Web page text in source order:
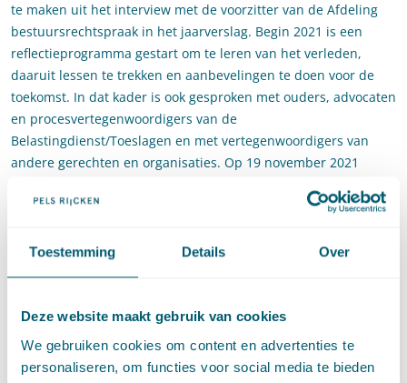
Toestemming Details Over
Deze website maakt gebruik van cookies
We gebruiken cookies om content en advertenties te
personaliseren, om functies voor social media te bieden
te maken uit het interview met de voorzitter van de Afdeling
bestuursrechtspraak in het jaarverslag. Begin 2021 is een
reflectieprogramma gestart om te leren van het verleden,
daaruit lessen te trekken en aanbevelingen te doen voor de
toekomst. In dat kader is ook gesproken met ouders, advocaten
en procesvertegenwoordigers van de
Belastingdienst/Toeslagen en met vertegenwoordigers van
andere gerechten en organisaties. Op 19 november 2021
zij deze eerder had kunnen en ook moeten wijzigen. Ouders
rechtsbescherming geboden waarop zij mochten rekenen.
Vooruitkijkend heeft de Afdeling de getrokken lessen vertaald
in aanbevelingen: elf aanbevelingen van de werkgroep
juridische reflectie en negentien aanbevelingen van de